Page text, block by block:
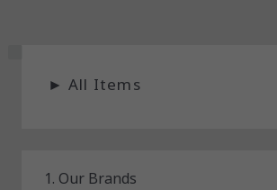
►All Items
1. Our Brands